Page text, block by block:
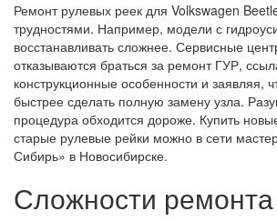
Ремонт рулевых реек для Volkswagen
трудностями. Например, модели с
восстанавливать сложнее. Сервисные
отказываются браться за ремонт ГУР,
конструкционные особенности и заявляя,
быстрее сделать полную замену узла.
процедура обходится дороже. Купить
старые рулевые рейки можно в сети
Сибирь» в Новосибирске.
Сложности ремонта